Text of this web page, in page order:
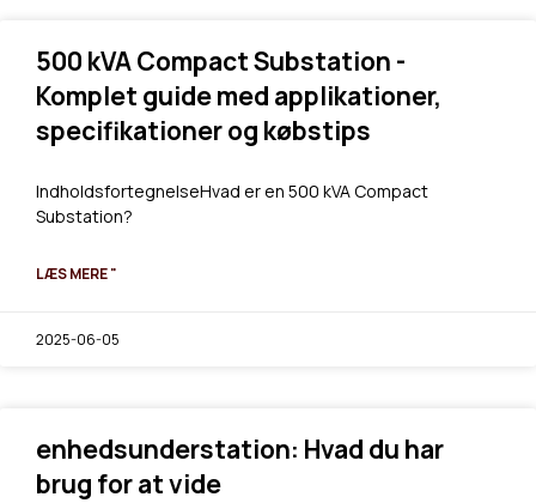
500 kVA Compact Substation -
Komplet guide med applikationer,
specifikationer og købstips
IndholdsfortegnelseHvad er en 500 kVA Compact
Substation?
LÆS MERE "
2025-06-05
enhedsunderstation: Hvad du har
brug for at vide